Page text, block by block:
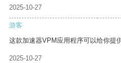
2025-10-27
游客
这款加速器VPM应用程序可以给你提
2025-10-27